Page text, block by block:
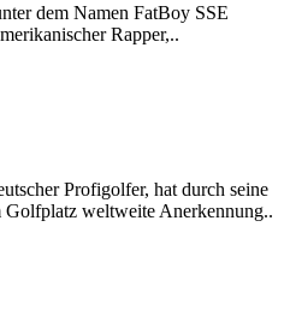
dem Namen FatBoy SSE
Rapper,..
Profigolfer, hat durch seine
Golfplatz weltweite Anerkennung..